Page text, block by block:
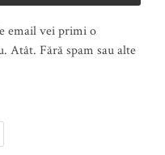
email vei primi o
Atât. Fără spam sau alte